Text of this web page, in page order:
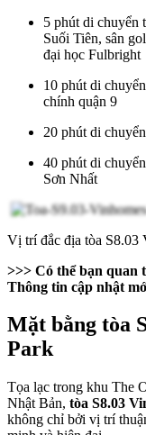
5 phút di chuyển
Suối Tiên, sân
đại học Fulbright
10 phút di
chính quận 9
20 phút di
40 phút di
Sơn Nhất
Vị trí đắc địa tòa S8.03
>>> Có thể bạn quan
Thông tin cập nhật
Mặt bằng tòa
Park
Tọa lạc trong khu The
Nhật Bản, tòa S8.03
không chỉ bởi vị trí